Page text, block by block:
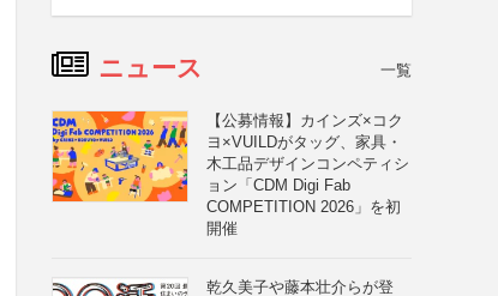
ニュース 一覧
【公募情報】カインズ×コク
ヨ×VUILDがタッグ、家具・
木工品デザインコンペティシ
ョン「CDM Digi Fab
COMPETITION 2026」を初
開催
乾久美子や藤本壮介らが登